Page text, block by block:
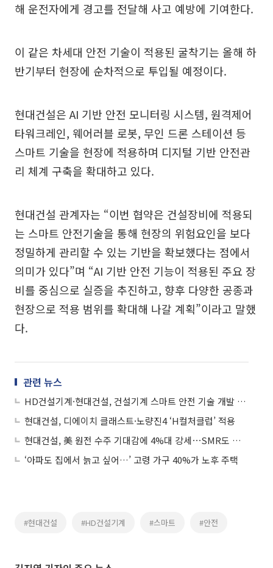
해 운전자에게 경고를 전달해 사고 예방에 기여한다.
이 같은 차세대 안전 기술이 적용된 굴착기는 올해 하
반기부터 현장에 순차적으로 투입될 예정이다.
현대건설은 AI 기반 안전 모니터링 시스템, 원격제어
타워크레인, 웨어러블 로봇, 무인 드론 스테이션 등
스마트 기술을 현장에 적용하며 디지털 기반 안전관
리 체계 구축을 확대하고 있다.
현대건설 관계자는 “이번 협약은 건설장비에 적용되
는 스마트 안전기술을 통해 현장의 위험요인을 보다
정밀하게 관리할 수 있는 기반을 확보했다는 점에서
의미가 있다”며 “AI 기반 안전 기능이 적용된 주요 장
비를 중심으로 실증을 추진하고, 향후 다양한 공종과
현장으로 적용 범위를 확대해 나갈 계획”이라고 말했
다.
관련 뉴스
HD건설기계·현대건설, 건설기계 스마트 안전 기술 개발 협력
현대건설, 디에이치 클래스트·노량진4 ‘H컬처클럽’ 적용
현대건설, 美 원전 수주 기대감에 4%대 강세⋯SMR도 상승 동력
‘아파도 집에서 늙고 싶어…’ 고령 가구 40%가 노후 주택
#현대건설 #HD건설기계 #스마트 #안전